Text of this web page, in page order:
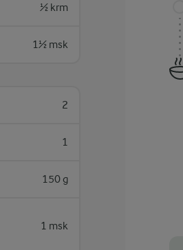
½ krm
1½ msk
2
1
150 g
1 msk